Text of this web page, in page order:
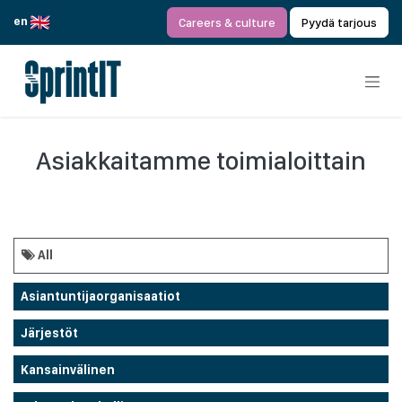
en
Careers & culture Pyydä tarjous
Asiakkaitamme toimialoittain
All
Asiantuntijaorganisaatiot
Järjestöt
Kansainvälinen